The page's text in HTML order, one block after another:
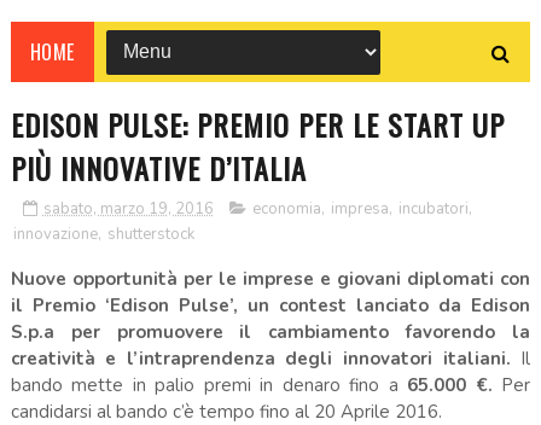
HOME
EDISON PULSE: PREMIO PER LE START UP
PIÙ INNOVATIVE D’ITALIA
sabato, marzo 19, 2016 economia, impresa, incubatori,
innovazione, shutterstock
Nuove opportunità per le imprese e giovani diplomati con
il Premio ‘Edison Pulse’, un contest lanciato da Edison
S.p.a per promuovere il cambiamento favorendo la
creatività e l’intraprendenza degli innovatori italiani. Il
bando mette in palio premi in denaro fino a 65.000 €. Per
candidarsi al bando c’è tempo fino al 20 Aprile 2016.